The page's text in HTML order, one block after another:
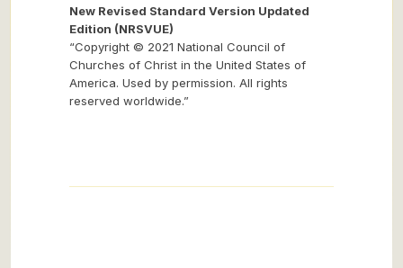
New Revised Standard Version Updated
Edition (NRSVUE)
“Copyright © 2021 National Council of
Churches of Christ in the United States of
America. Used by permission. All rights
reserved worldwide.”